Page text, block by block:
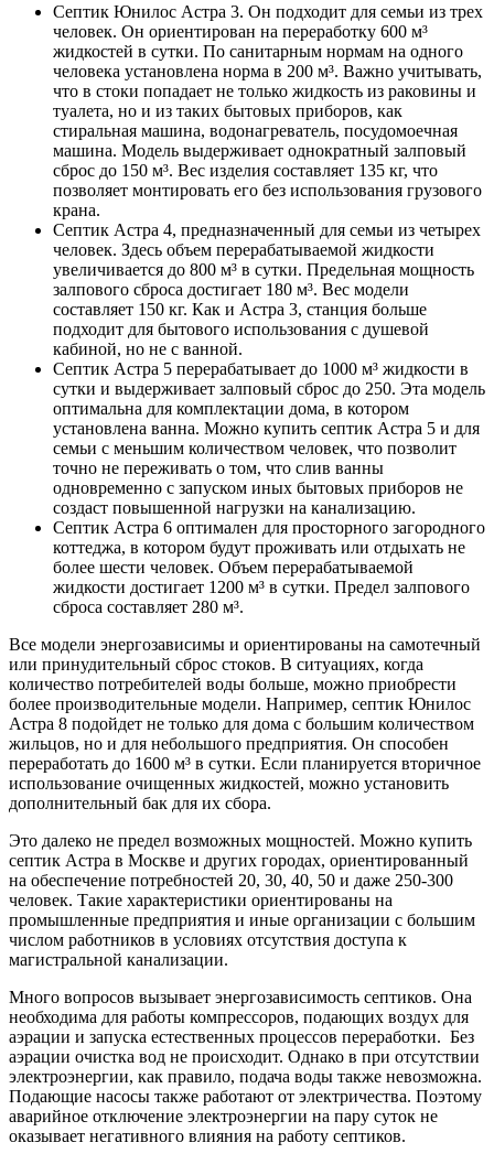
Септик Юнилос Астра 3. Он подходит для семьи из трех
человек. Он ориентирован на переработку 600 м³
жидкостей в сутки. По санитарным нормам на одного
человека установлена норма в 200 м³. Важно учитывать,
что в стоки попадает не только жидкость из раковины и
туалета, но и из таких бытовых приборов, как
стиральная машина, водонагреватель, посудомоечная
машина. Модель выдерживает однократный залповый
сброс до 150 м³. Вес изделия составляет 135 кг, что
позволяет монтировать его без использования грузового
крана.
Септик Астра 4, предназначенный для семьи из четырех
человек. Здесь объем перерабатываемой жидкости
увеличивается до 800 м³ в сутки. Предельная мощность
залпового сброса достигает 180 м³. Вес модели
составляет 150 кг. Как и Астра 3, станция больше
подходит для бытового использования с душевой
кабиной, но не с ванной.
Септик Астра 5 перерабатывает до 1000 м³ жидкости в
сутки и выдерживает залповый сброс до 250. Эта модель
оптимальна для комплектации дома, в котором
установлена ванна. Можно купить септик Астра 5 и для
семьи с меньшим количеством человек, что позволит
точно не переживать о том, что слив ванны
одновременно с запуском иных бытовых приборов не
создаст повышенной нагрузки на канализацию.
Септик Астра 6 оптимален для просторного загородного
коттеджа, в котором будут проживать или отдыхать не
более шести человек. Объем перерабатываемой
жидкости достигает 1200 м³ в сутки. Предел залпового
сброса составляет 280 м³.
Все модели энергозависимы и ориентированы на самотечный
или принудительный сброс стоков. В ситуациях, когда
количество потребителей воды больше, можно приобрести
более производительные модели. Например, септик Юнилос
Астра 8 подойдет не только для дома с большим количеством
жильцов, но и для небольшого предприятия. Он способен
переработать до 1600 м³ в сутки. Если планируется вторичное
использование очищенных жидкостей, можно установить
дополнительный бак для их сбора.
Это далеко не предел возможных мощностей. Можно купить
септик Астра в Москве и других городах, ориентированный
на обеспечение потребностей 20, 30, 40, 50 и даже 250-300
человек. Такие характеристики ориентированы на
промышленные предприятия и иные организации с большим
числом работников в условиях отсутствия доступа к
магистральной канализации.
Много вопросов вызывает энергозависимость септиков. Она
необходима для работы компрессоров, подающих воздух для
аэрации и запуска естественных процессов переработки. Без
аэрации очистка вод не происходит. Однако в при отсутствии
электроэнергии, как правило, подача воды также невозможна.
Подающие насосы также работают от электричества. Поэтому
аварийное отключение электроэнергии на пару суток не
оказывает негативного влияния на работу септиков.